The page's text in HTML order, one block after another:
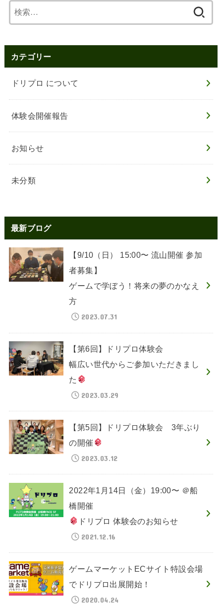
索:
カテゴリー
ドリプロ について
体験会開催報告
お知らせ
未分類
最新ブログ
【9/10（日） 15:00〜 流山開催 参加
者募集】
ゲームで学ぼう！将来の夢のかなえ
方
2023.07.31
【第6回】ドリプロ体験会
幅広い世代からご参加いただきまし
た
2023.03.29
【第5回】ドリプロ体験会 3年ぶり
の開催
2023.03.12
2022年1月14日（金）19:00〜 ＠船
橋開催
ドリプロ 体験会のお知らせ
2021.12.16
ゲームマーケットECサイト特設会場
でドリプロ出展開始！
2020.04.24